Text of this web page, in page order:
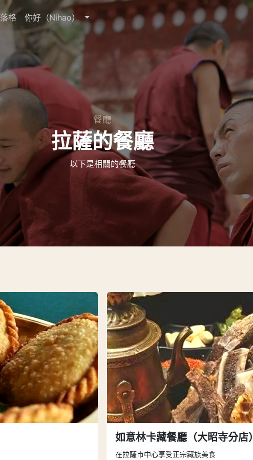
格 你好（Nihao）
餐廳
拉薩的餐廳
以下是相關的餐廳
如意林卡藏餐廳（大昭寺分店）
在拉薩市中心享受正宗藏族美食